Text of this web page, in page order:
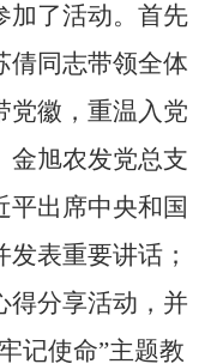
加了活动。首先
倩同志带领全体
党徽，重温入党
金旭农发党总支
平出席中央和国
表重要讲话；
得分享活动，并
记使命”主题教